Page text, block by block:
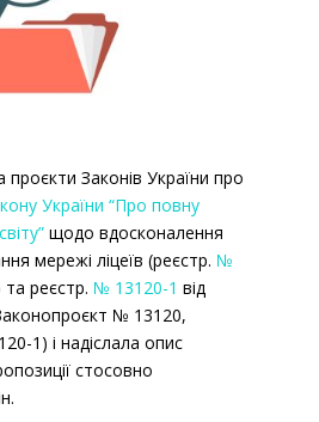
Законів України про
України “Про повну
щодо вдосконалення
мережі ліцеїв (реєстр. №
та реєстр. № 13120-1 від
№ 13120,
1) і надіслала опис
стосовно